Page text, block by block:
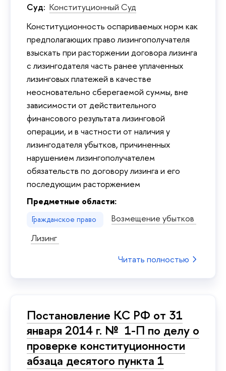
Суд: Конституционный Суд
Конституционность оспариваемых норм как
предполагающих право лизингополучателя
взыскать при расторжении договора лизинга
с лизингодателя часть ранее уплаченных
лизинговых платежей в качестве
неосновательно сберегаемой суммы, вне
зависимости от действительного
финансового результата лизинговой
операции, и в частности от наличия у
лизингодателя убытков, причиненных
нарушением лизингополучателем
обязательств по договору лизинга и его
последующим расторжением
Предметные области:
Гражданское право
Возмещение убытков
Лизинг
Читать полностью
Постановление КС РФ от 31
января 2014 г. № 1-П по делу о
проверке конституционности
абзаца десятого пункта 1